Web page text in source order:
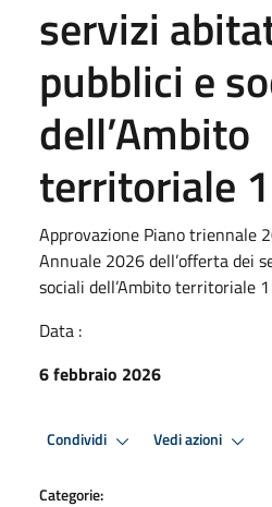
servizi
pubblici e
dell’Ambito
territoriale 1
Approvazione Piano triennale
Annuale 2026 dell’offerta dei
sociali dell’Ambito territoriale 1
Data :
6 febbraio 2026
Condividi Vedi azioni
Categorie: